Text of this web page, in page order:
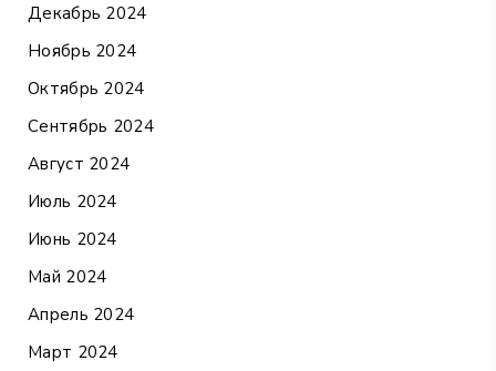
Декабрь 2024
Ноябрь 2024
Октябрь 2024
Сентябрь 2024
Август 2024
Июль 2024
Июнь 2024
Май 2024
Апрель 2024
Март 2024